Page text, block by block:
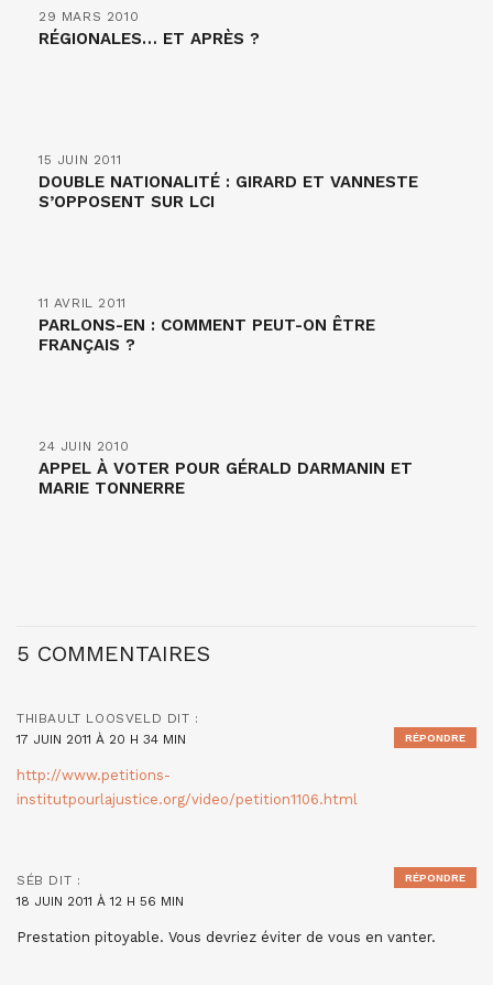
29 MARS 2010
RÉGIONALES… ET APRÈS ?
15 JUIN 2011
DOUBLE NATIONALITÉ : GIRARD ET VANNESTE
S’OPPOSENT SUR LCI
11 AVRIL 2011
PARLONS-EN : COMMENT PEUT-ON ÊTRE
FRANÇAIS ?
24 JUIN 2010
APPEL À VOTER POUR GÉRALD DARMANIN ET
MARIE TONNERRE
5 COMMENTAIRES
THIBAULT LOOSVELD DIT :
17 JUIN 2011 À 20 H 34 MIN
http://www.petitions-
institutpourlajustice.org/video/petition1106.html
RÉPONDRE
SÉB DIT :
18 JUIN 2011 À 12 H 56 MIN
Prestation pitoyable. Vous devriez éviter de vous en vanter.
RÉPONDRE